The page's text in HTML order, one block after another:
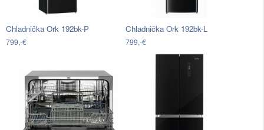
Chladnička Ork 192bk-P
799,-€
Chladnička Ork 192bk-L
799,-€